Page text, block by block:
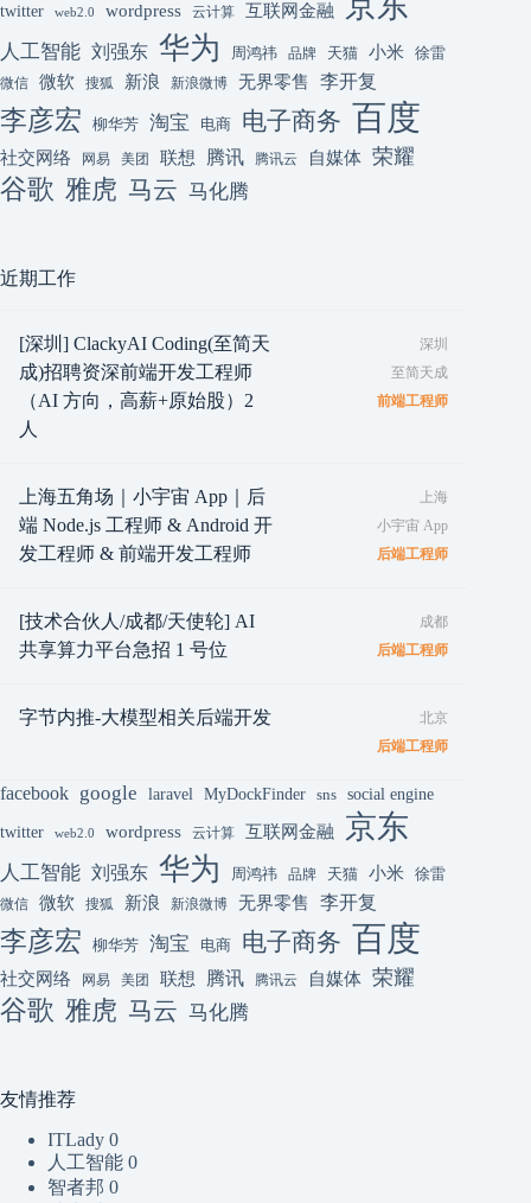
twitter web2.0 wordpress 云计算 互联网金融
人工智能 刘强东 华为 周鸿祎 品牌 天猫 小米 徐雷
微信 微软 搜狐 新浪 新浪微博 无界零售 李开复
李彦宏 柳华芳 淘宝 电商 电子商务 百度
社交网络 网易 美团 联想 腾讯 腾讯云 自媒体 荣耀
谷歌 雅虎 马云 马化腾
近期工作
[深圳] ClackyAI Coding(至简天
成)招聘资深前端开发工程师
（AI 方向，高薪+原始股）2
人
深圳
至简天成
前端工程师
上海五角场｜小宇宙 App｜后
端 Node.js 工程师 & Android 开
发工程师 & 前端开发工程师
上海
小宇宙 App
后端工程师
[技术合伙人/成都/天使轮] AI
共享算力平台急招 1 号位
成都
后端工程师
字节内推-大模型相关后端开发
北京
后端工程师
facebook google laravel MyDockFinder sns social engine
twitter web2.0 wordpress 云计算 互联网金融 京东
人工智能 刘强东 华为 周鸿祎 品牌 天猫 小米 徐雷
微信 微软 搜狐 新浪 新浪微博 无界零售 李开复
李彦宏 柳华芳 淘宝 电商 电子商务 百度
社交网络 网易 美团 联想 腾讯 腾讯云 自媒体 荣耀
谷歌 雅虎 马云 马化腾
友情推荐
ITLady 0
人工智能 0
智者邦 0